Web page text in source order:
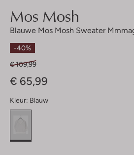
Mos Mosh
Blauwe Mos Mosh Sweater
-40%
€ 109,99
€ 65,99
Kleur: Blauw